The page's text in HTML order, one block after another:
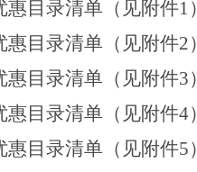
惠目录清单（见附件1）
惠目录清单（见附件2）
惠目录清单（见附件3）
惠目录清单（见附件4）
惠目录清单（见附件5）